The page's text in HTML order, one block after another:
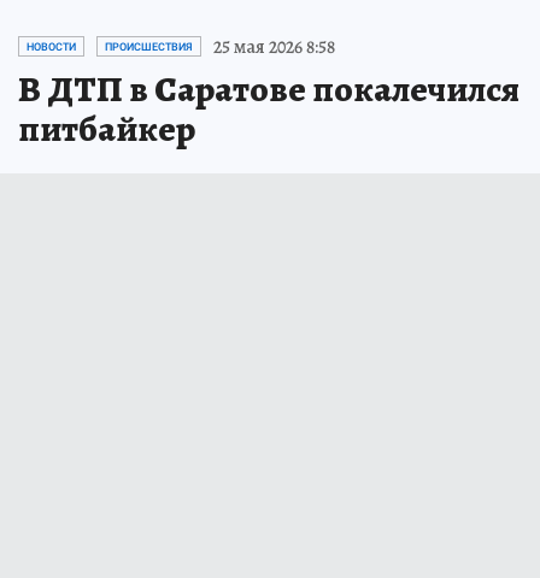
НОВОСТИ ПРОИСШЕСТВИЯ 25 мая 2026 8:58
В ДТП в Саратове покалечился
питбайкер